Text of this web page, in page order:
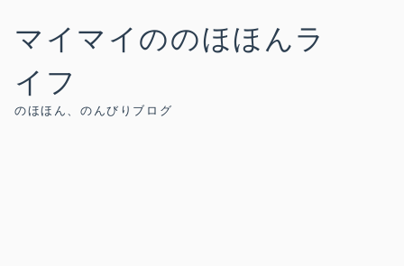
マイマイののほほんラ
イフ
のほほん、のんびりブログ